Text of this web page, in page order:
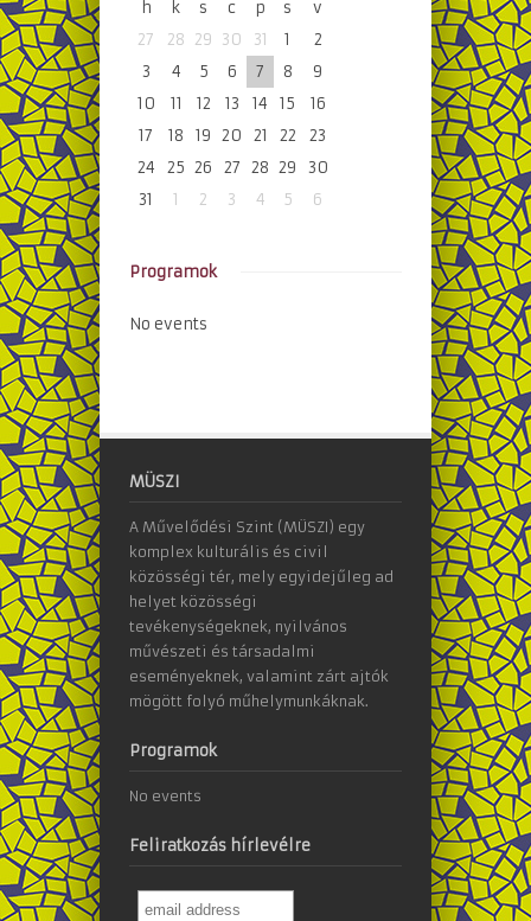
h k s c p s
v
27
28 29 30 31 1
2
3
4 5 6 7 8
9
10
11 12 13 14 15
16
17
18 19 20 21 22
23
24
25 26 27 28 29
30
31
1 2 3 4 5 6
Programok
No events
MÜSZI
A Művelődési Szint (MÜSZI) egy
komplex kulturális és civil
közösségi tér, mely egyidejűleg ad
helyet közösségi
tevékenységeknek, nyilvános
művészeti és társadalmi
eseményeknek, valamint zárt ajtók
mögött folyó műhelymunkáknak.
Programok
No events
Feliratkozás hírlevélre